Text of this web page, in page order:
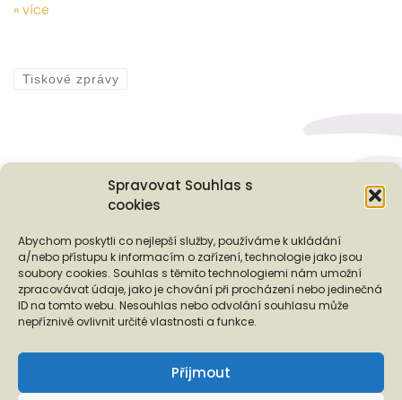
Spravovat Souhlas s
cookies
Abychom poskytli co nejlepší služby, používáme k ukládání
a/nebo přístupu k informacím o zařízení, technologie jako jsou
soubory cookies. Souhlas s těmito technologiemi nám umožní
zpracovávat údaje, jako je chování při procházení nebo jedinečná
ID na tomto webu. Nesouhlas nebo odvolání souhlasu může
nepříznivě ovlivnit určité vlastnosti a funkce.
Přijmout
» více
Tiskové zprávy
Podporují nás...
❬ ❭